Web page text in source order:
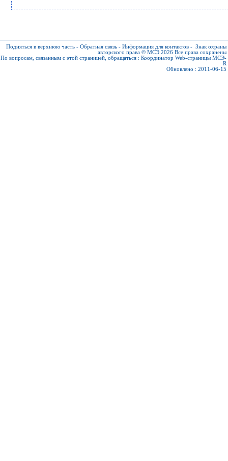
Подняться в верхнюю часть - Обратная связь - Информация для контактов - Знак охраны
авторского права © МСЭ 2026 Все права сохранены
По вопросам, связанным с этой страницей, обращаться : Координатор Web-страницы МСЭ-
R
Обновлено : 2011-06-15